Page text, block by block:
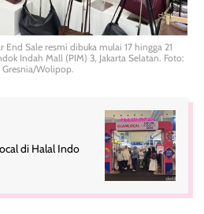
End Sale resmi dibuka mulai 17 hingga 21
Indah Mall (PIM) 3, Jakarta Selatan. Foto:
Gresnia/Wolipop.
di Halal Indo